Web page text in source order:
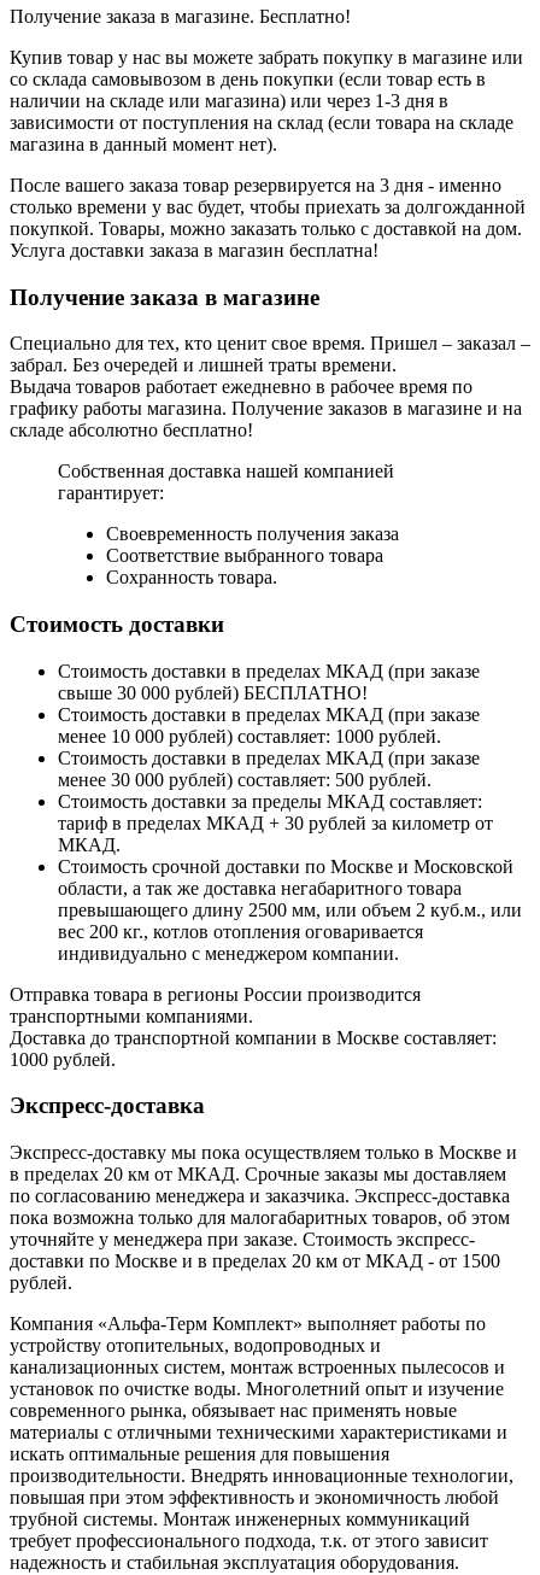
Получение заказа в магазине. Бесплатно!
Купив товар у нас вы можете забрать покупку в магазине или
со склада самовывозом в день покупки (если товар есть в
наличии на складе или магазина) или через 1-3 дня в
зависимости от поступления на склад (если товара на складе
магазина в данный момент нет).
После вашего заказа товар резервируется на 3 дня - именно
столько времени у вас будет, чтобы приехать за долгожданной
покупкой. Товары, можно заказать только с доставкой на дом.
Услуга доставки заказа в магазин бесплатна!
Получение заказа в магазине
Специально для тех, кто ценит свое время. Пришел – заказал –
забрал. Без очередей и лишней траты времени.
Выдача товаров работает ежедневно в рабочее время по
графику работы магазина. Получение заказов в магазине и на
складе абсолютно бесплатно!
Собственная доставка нашей компанией
гарантирует:
Своевременность получения заказа
Соответствие выбранного товара
Сохранность товара.
Стоимость доставки
Стоимость доставки в пределах МКАД (при заказе
свыше 30 000 рублей) БЕСПЛАТНО!
Стоимость доставки в пределах МКАД (при заказе
менее 10 000 рублей) составляет: 1000 рублей.
Стоимость доставки в пределах МКАД (при заказе
менее 30 000 рублей) составляет: 500 рублей.
Стоимость доставки за пределы МКАД составляет:
тариф в пределах МКАД + 30 рублей за километр от
МКАД.
Стоимость срочной доставки по Москве и Московской
области, а так же доставка негабаритного товара
превышающего длину 2500 мм, или объем 2 куб.м., или
вес 200 кг., котлов отопления оговаривается
индивидуально с менеджером компании.
Отправка товара в регионы России производится
транспортными компаниями.
Доставка до транспортной компании в Москве составляет:
1000 рублей.
Экспресс-доставка
Экспресс-доставку мы пока осуществляем только в Москве и
в пределах 20 км от МКАД. Срочные заказы мы доставляем
по согласованию менеджера и заказчика. Экспресс-доставка
пока возможна только для малогабаритных товаров, об этом
уточняйте у менеджера при заказе. Стоимость экспресс-
доставки по Москве и в пределах 20 км от МКАД - от 1500
рублей.
Компания «Альфа-Терм Комплект» выполняет работы по
устройству отопительных, водопроводных и
канализационных систем, монтаж встроенных пылесосов и
установок по очистке воды. Многолетний опыт и изучение
современного рынка, обязывает нас применять новые
материалы с отличными техническими характеристиками и
искать оптимальные решения для повышения
производительности. Внедрять инновационные технологии,
повышая при этом эффективность и экономичность любой
трубной системы. Монтаж инженерных коммуникаций
требует профессионального подхода, т.к. от этого зависит
надежность и стабильная эксплуатация оборудования.